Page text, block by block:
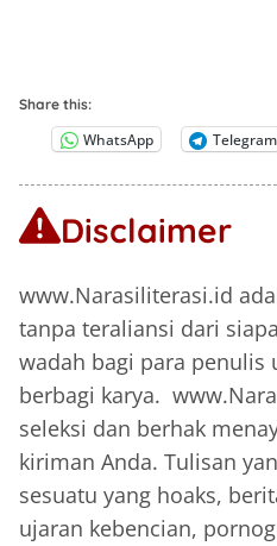
Share this:
WhatsApp Telegram
Disclaimer
www.Narasiliterasi.id
tanpa teraliansi dari
wadah bagi para penulis
berbagi karya.
seleksi dan berhak
kiriman Anda. Tulisan
sesuatu yang hoaks,
ujaran kebencian,